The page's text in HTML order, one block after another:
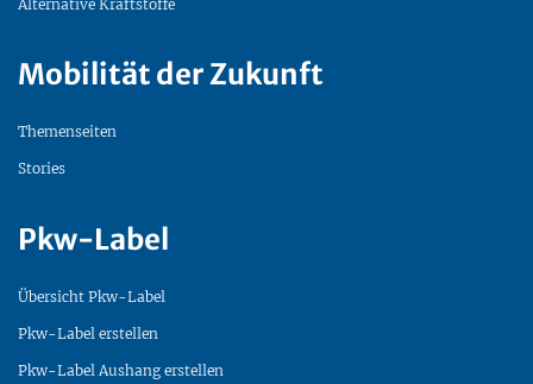
Alternative Kraftstoffe
Mobilität der Zukunft
Themenseiten
Stories
Pkw-Label
Übersicht Pkw-Label
Pkw-Label erstellen
Pkw-Label Aushang erstellen